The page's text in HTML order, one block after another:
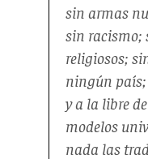
sin armas
sin racismo;
religiosos;
ningún país;
y a la libre
modelos
nada las